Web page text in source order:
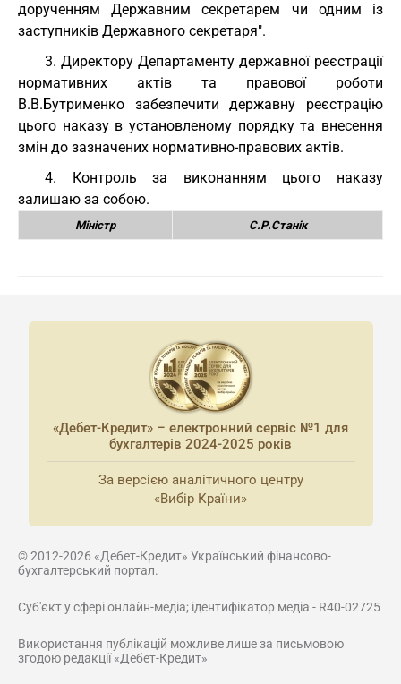
дорученням Державним секретарем чи одним із
заступників Державного секретаря".
3. Директору Департаменту державної реєстрації
нормативних актів та правової роботи
В.В.Бутрименко забезпечити державну реєстрацію
цього наказу в установленому порядку та внесення
змін до зазначених нормативно-правових актів.
4. Контроль за виконанням цього наказу
залишаю за собою.
Міністр С.Р.Станік
«Дебет-Кредит» – електронний сервіс №1 для
бухгалтерів 2024-2025 років
За версією аналітичного центру
«Вибір Країни»
© 2012-2026 «Дебет-Кредит» Український фінансово-
бухгалтерський портал.
Суб'єкт у сфері онлайн-медіа; ідентифікатор медіа - R40-02725
Використання публікацій можливе лише за письмовою
згодою редакції «Дебет-Кредит»